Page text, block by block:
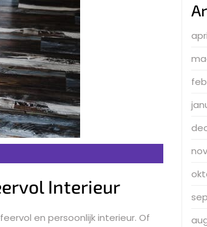
Interieur
en persoonlijk interieur. Of